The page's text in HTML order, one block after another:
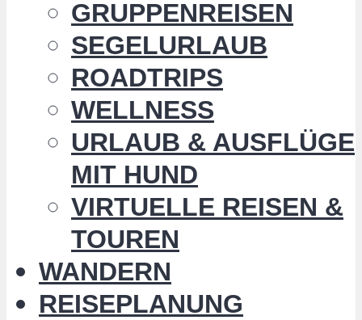
GRUPPENREISEN
SEGELURLAUB
ROADTRIPS
WELLNESS
URLAUB & AUSFLÜGE
MIT HUND
VIRTUELLE REISEN &
TOUREN
WANDERN
REISEPLANUNG